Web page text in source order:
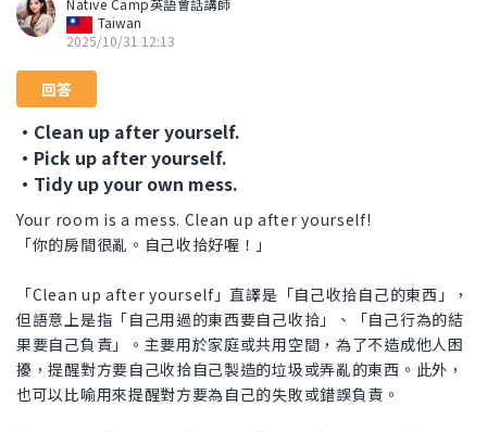
Native Camp英語會話講師
Taiwan
2025/10/31 12:13
回答
・Clean up after yourself.
・Pick up after yourself.
・Tidy up your own mess.
Your room is a mess. Clean up after yourself!
「你的房間很亂。自己收拾好喔！」
「Clean up after yourself」直譯是「自己收拾自己的東西」，
但語意上是指「自己用過的東西要自己收拾」、「自己行為的結
果要自己負責」。主要用於家庭或共用空間，為了不造成他人困
擾，提醒對方要自己收拾自己製造的垃圾或弄亂的東西。此外，
也可以比喻用來提醒對方要為自己的失敗或錯誤負責。